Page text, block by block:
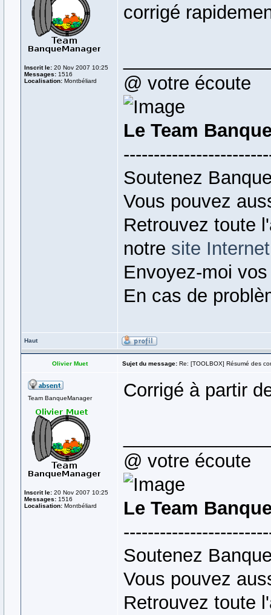
Inscrit le: 20 Nov 2007 10:25
Messages: 1516
Localisation: Montbéliard
corrigé
@ votre écoute
Le Team
Soutenez
Vous pouvez
Retrouvez toute
notre site Internet
Envoyez-moi
En cas de
Haut
Olivier Muet Sujet du message: Re: [TOOLBOX] Résumé des
Team BanqueManager
Inscrit le: 20 Nov 2007 10:25
Messages: 1516
Localisation: Montbéliard
Corrigé à partir
@ votre écoute
Le Team
Soutenez
Vous pouvez
Retrouvez toute